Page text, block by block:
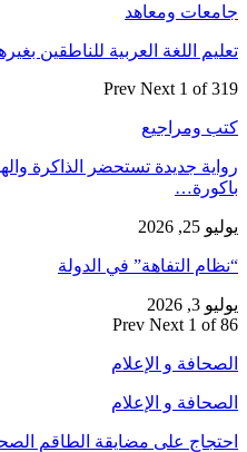
جامعات ومعاهد
تعليم اللغة العربية للناطقين
Prev Next 1 of 319
كتب ومراجيع
رواية جديدة تستحضر الذاكرة
باكورة…
يوليو 25, 2026
“نظام التفاهة” في الدولة
يوليو 3, 2026
Prev Next 1 of 86
الصحافة و الإعلام
الصحافة و الإعلام
احتجاج على مضايقة الطاقم